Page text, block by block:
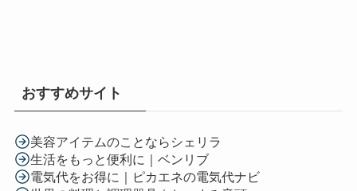
おすすめサイト
美容アイテムのことならシェリラ
生活をもっと便利に｜ベンリブ
電気代をお得に｜ピカエネの電気代ナビ